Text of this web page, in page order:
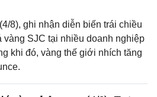
8), ghi nhận diễn biến trái chiều
SJC tại nhiều doanh nghiệp
khi đó, vàng thế giới nhích tăng